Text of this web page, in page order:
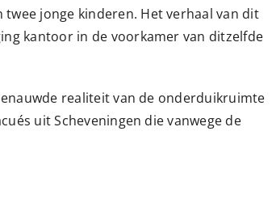
jonge kinderen. Het verhaal van dit
kantoor in de voorkamer van ditzelfde
realiteit van de onderduikruimte
uit Scheveningen die vanwege de